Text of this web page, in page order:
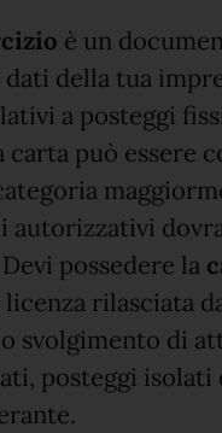
è un
della tua
a posteggi
carta può essere
possedere la
rilasciata
svolgimento di
posteggi